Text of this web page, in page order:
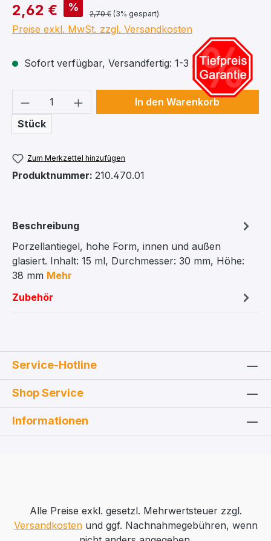
2,62 € %
2,70 € (3% gespart)
Preise exkl. MwSt. zzgl. Versandkosten
Sofort verfügbar, Versandfertig: 1-3 Arbeitstage
Produkt Anzahl: Gib den
Stück
In den Warenkorb
Zum Merkzettel hinzufügen
Produktnummer: 210.470.01
Beschreibung
Porzellantiegel, hohe Form, innen und außen
glasiert. Inhalt: 15 ml, Durchmesser: 30 mm, Höhe:
38 mm Mehr
Zubehör
Service-Hotline
Shop Service
Informationen
Alle Preise exkl. gesetzl. Mehrwertsteuer zzgl.
Versandkostenund ggf. Nachnahmegebühren, wenn